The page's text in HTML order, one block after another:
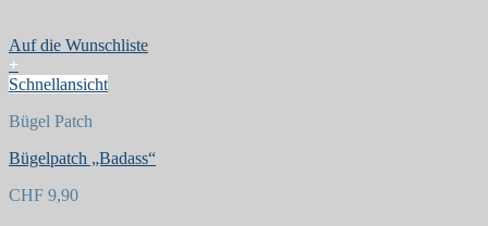
Auf die Wunschliste
+
Schnellansicht
Bügel Patch
Bügelpatch „Badass“
CHF 9,90